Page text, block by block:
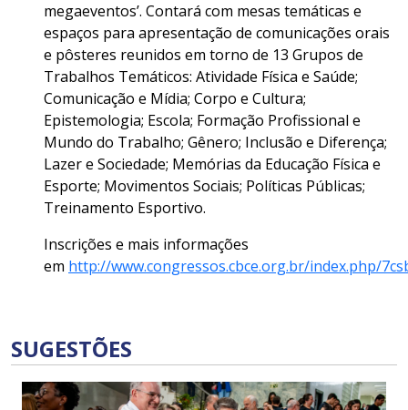
megaeventos’. Contará com mesas temáticas e
espaços para apresentação de comunicações orais
e pôsteres reunidos em torno de 13 Grupos de
Trabalhos Temáticos: Atividade Física e Saúde;
Comunicação e Mídia; Corpo e Cultura;
Epistemologia; Escola; Formação Profissional e
Mundo do Trabalho; Gênero; Inclusão e Diferença;
Lazer e Sociedade; Memórias da Educação Física e
Esporte; Movimentos Sociais; Políticas Públicas;
Treinamento Esportivo.
Inscrições e mais informações
em http://www.congressos.cbce.org.br/index.php/
SUGESTÕES